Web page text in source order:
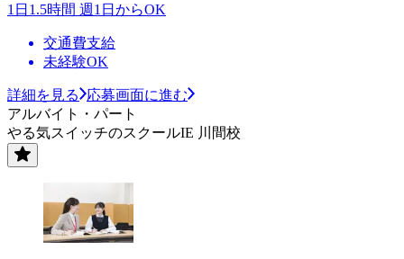
1日1.5時間 週1日からOK
交通費支給
未経験OK
詳細を見る
応募画面に進む
アルバイト・パート
やる気スイッチのスクールIE 川間校